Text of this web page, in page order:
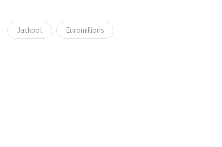
Jackpot Euromillions